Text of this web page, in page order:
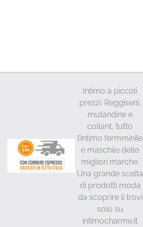
Intimo a piccoli
prezzi. Reggiseni,
mutandine e
collant, tutto
l’intimo fermminile
e maschile delle
migliori marche.
Una grande scelta
di prodotti moda
da scoprire li trovi
solo su
intimocharme.it